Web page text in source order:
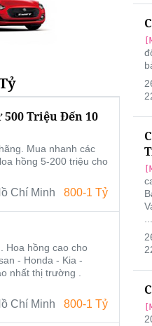
500 Triệu Đến 10
Mua nhanh các
hồng 5-200 triệu cho
Chí Minh 800-1 Tỷ
Hoa hồng cao cho
- Honda - Kia -
nhất thị trường .
Chí Minh 800-1 Tỷ